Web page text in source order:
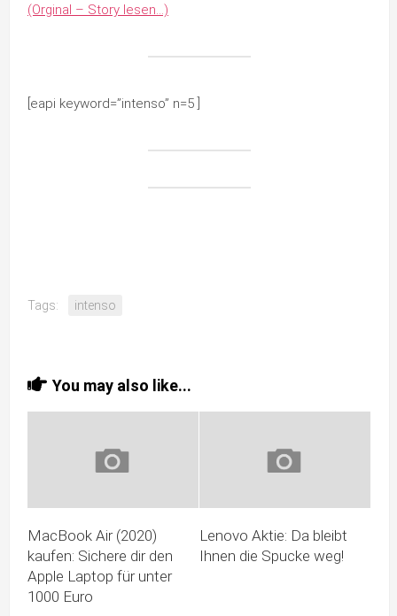
(Orginal – Story lesen…)
[eapi keyword=”intenso” n=5 ]
Tags: intenso
You may also like...
MacBook Air (2020)
kaufen: Sichere dir den
Apple Laptop für unter
1000 Euro
Lenovo Aktie: Da bleibt
Ihnen die Spucke weg!